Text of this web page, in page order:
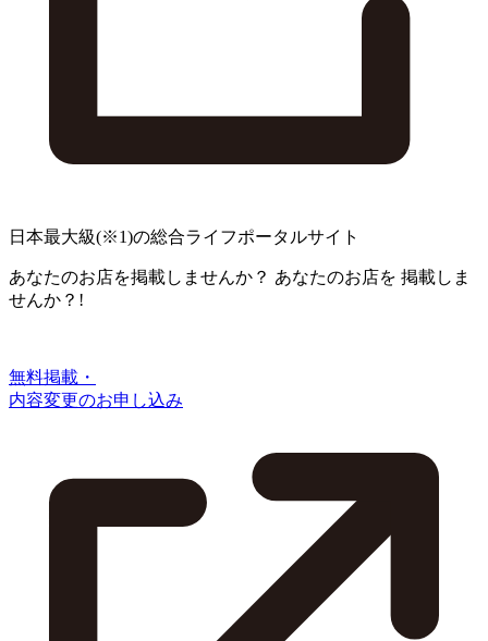
日本最大級(※1)の総合ライフポータルサイト
あなたのお店を掲載しませんか？ あなたのお店を 掲載しま
せんか？!
無料掲載・
内容変更のお申し込み